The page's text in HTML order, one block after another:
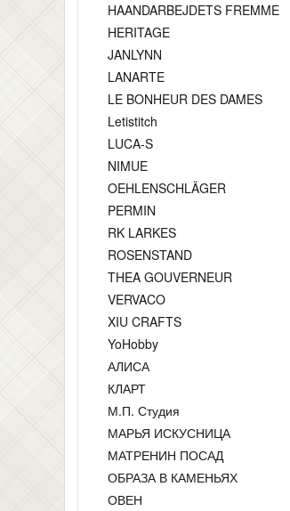
HAANDARBEJDETS FREMME
HERITAGE
JANLYNN
LANARTE
LE BONHEUR DES DAMES
Letistitch
LUCA-S
NIMUE
OEHLENSCHLÄGER
PERMIN
RK LARKES
ROSENSTAND
THEA GOUVERNEUR
VERVACO
XIU CRAFTS
YoHobby
АЛИСА
КЛАРТ
М.П. Студия
МАРЬЯ ИСКУСНИЦА
МАТРЕНИН ПОСАД
ОБРАЗА В КАМЕНЬЯХ
ОВЕН